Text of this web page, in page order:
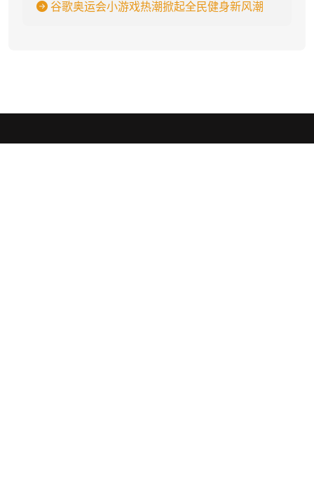
谷歌奥运会小游戏热潮掀起全民健身新风潮